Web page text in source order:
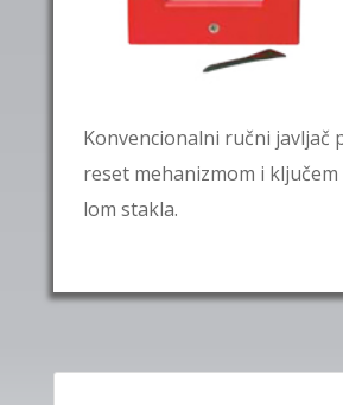
Konvencionalni ručni javljač
reset mehanizmom i
lom stakla.